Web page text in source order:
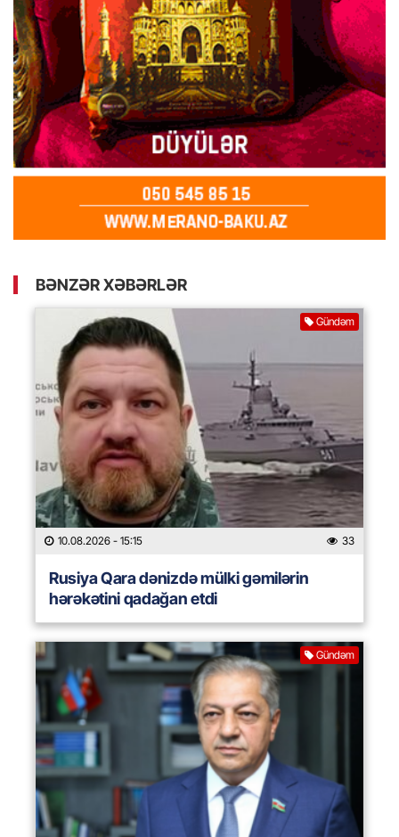
BƏNZƏR XƏBƏRLƏR
Gündəm
10.08.2026 - 15:15 33
Rusiya Qara dənizdə mülki gəmilərin
hərəkətini qadağan etdi
Gündəm